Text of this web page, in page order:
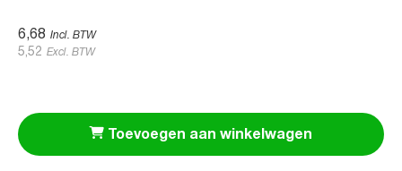
6,68 Incl. BTW
5,52 Excl. BTW
Toevoegen aan winkelwagen